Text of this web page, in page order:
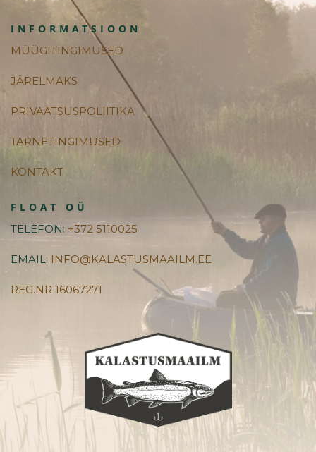
INFORMATSIOON
MÜÜGITINGIMUSED
JÄRELMAKS
PRIVAATSUSPOLIITIKA
TARNETINGIMUSED
KONTAKT
FLOAT OÜ
TELEFON: +372 5110025
EMAIL: INFO@KALASTUSMAAILM.EE
REG.NR 16067271